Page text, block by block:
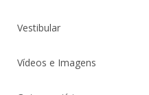
Vestibular
Vídeos e Imagens